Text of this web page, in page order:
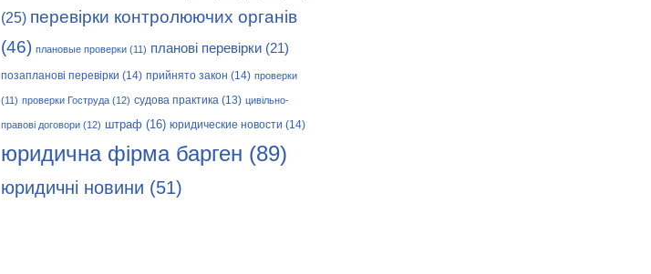
(25) перевірки контролюючих органів
(46) плановые проверки(11) планові перевірки(21)
позапланові перевірки (14) прийнято закон (14) проверки
(11) проверки Гоструда(12) судова практика (13) цивільно-
правові договори(12) штраф(16) юридические новости (14)
юридична фірма барген (89)
юридичні новини (51)